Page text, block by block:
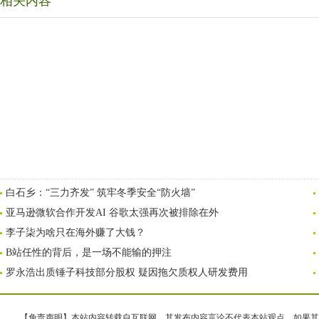
白石乡：“三力齐发” 筑牢冬季安全“防火墙”
亚马逊微软合作开发AI 谷歌太强再次被排除在外
李子柒为啥只在海外赚了大钱？
B站任性的背后，是一场不能输的押注
罗永浩出质锤子科技部分股权 疑因拖欠质权人研发费用